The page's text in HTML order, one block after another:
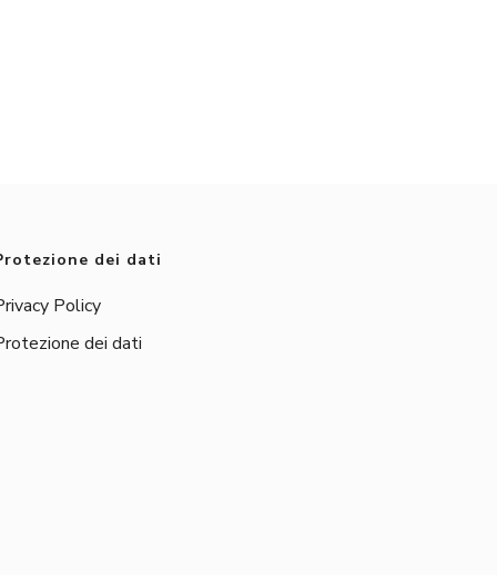
dei dati
Policy
dei dati